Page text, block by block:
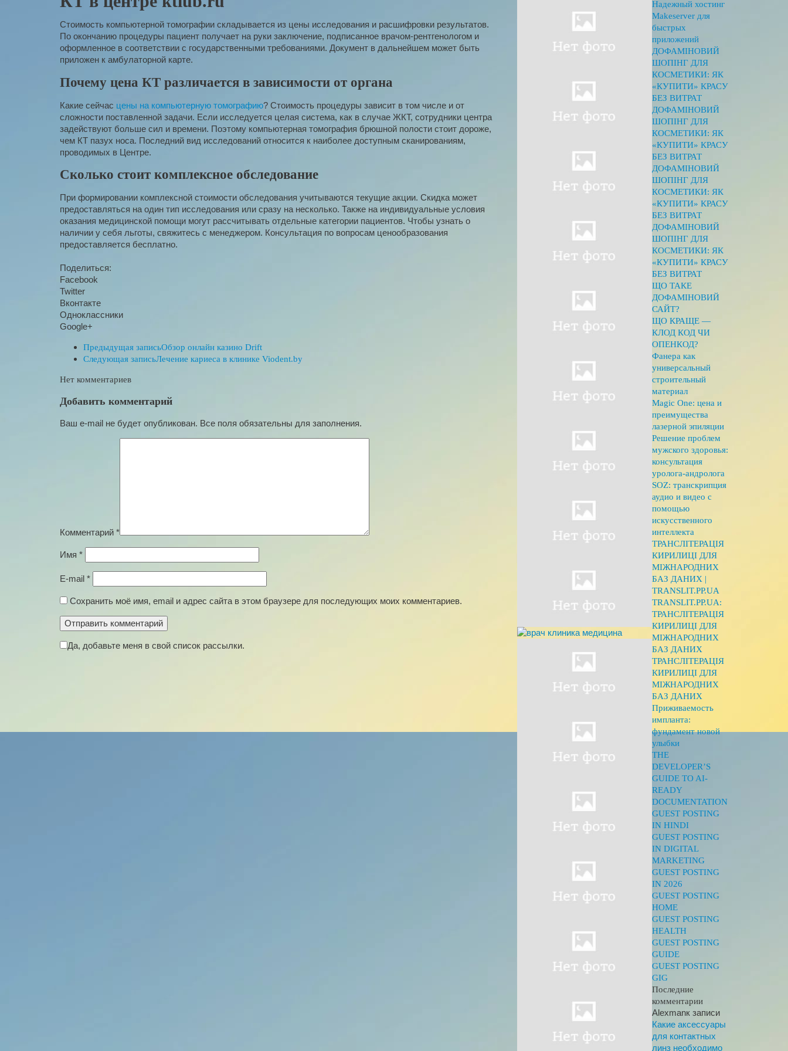
Стоимость компьютерной томографии складывается из цены исследования и расшифровки результатов.
По окончанию процедуры пациент получает на руки заключение, подписанное врачом-рентгенологом и
оформленное в соответствии с государственными требованиями. Документ в дальнейшем может быть
приложен к амбулаторной карте.
Почему цена КТ различается в зависимости от органа
Какие сейчас цены на компьютерную томографию? Стоимость процедуры зависит в том числе и от
сложности поставленной задачи. Если исследуется целая система, как в случае ЖКТ, сотрудники центра
задействуют больше сил и времени. Поэтому компьютерная томография брюшной полости стоит дороже,
чем КТ пазух носа. Последний вид исследований относится к наиболее доступным сканированиям,
проводимых в Центре.
Сколько стоит комплексное обследование
При формировании комплексной стоимости обследования учитываются текущие акции. Скидка может
предоставляться на один тип исследования или сразу на несколько. Также на индивидуальные условия
оказания медицинской помощи могут рассчитывать отдельные категории пациентов. Чтобы узнать о
наличии у себя льготы, свяжитесь с менеджером. Консультация по вопросам ценообразования
предоставляется бесплатно.
Поделиться:
Facebook
Twitter
Вконтакте
Одноклассники
Google+
Предыдущая записьОбзор онлайн казино Drift
Следующая записьЛечение кариеса в клинике Viodent.by
Нет комментариев
Добавить комментарий
Ваш e-mail не будет опубликован. Все поля обязательны для заполнения.
Комментарий *
Имя *
E-mail *
Сохранить моё имя, email и адрес сайта в этом браузере для последующих моих комментариев.
Да, добавьте меня в свой список рассылки.
Надежный хостинг
Makeserver для
быстрых
приложений
ДОФАМІНОВИЙ
ШОПІНГ ДЛЯ
КОСМЕТИКИ: ЯК
«КУПИТИ» КРАСУ
БЕЗ ВИТРАТ
ДОФАМІНОВИЙ
ШОПІНГ ДЛЯ
КОСМЕТИКИ: ЯК
«КУПИТИ» КРАСУ
БЕЗ ВИТРАТ
ДОФАМІНОВИЙ
ШОПІНГ ДЛЯ
КОСМЕТИКИ: ЯК
«КУПИТИ» КРАСУ
БЕЗ ВИТРАТ
ДОФАМІНОВИЙ
ШОПІНГ ДЛЯ
КОСМЕТИКИ: ЯК
«КУПИТИ» КРАСУ
БЕЗ ВИТРАТ
ЩО ТАКЕ
ДОФАМІНОВИЙ
САЙТ?
ЩО КРАЩЕ —
КЛОД КОД ЧИ
ОПЕНКОД?
Фанера как
универсальный
строительный
материал
Magic One: цена и
преимущества
лазерной эпиляции
Решение проблем
мужского здоровья:
консультация
уролога-андролога
SOZ: транскрипция
аудио и видео с
помощью
искусственного
интеллекта
ТРАНСЛІТЕРАЦІЯ
КИРИЛИЦІ ДЛЯ
МІЖНАРОДНИХ
БАЗ ДАНИХ |
TRANSLIT.PP.UA
TRANSLIT.PP.UA:
ТРАНСЛІТЕРАЦІЯ
КИРИЛИЦІ ДЛЯ
МІЖНАРОДНИХ
БАЗ ДАНИХ
ТРАНСЛІТЕРАЦІЯ
КИРИЛИЦІ ДЛЯ
МІЖНАРОДНИХ
БАЗ ДАНИХ
Приживаемость
импланта:
фундамент новой
улыбки
THE
DEVELOPER’S
GUIDE TO AI-
READY
DOCUMENTATION
GUEST POSTING
IN HINDI
GUEST POSTING
IN DIGITAL
MARKETING
GUEST POSTING
IN 2026
GUEST POSTING
HOME
GUEST POSTING
HEALTH
GUEST POSTING
GUIDE
GUEST POSTING
GIG
Последние
комментарии
Alexmanк записи
Какие аксессуары
для контактных
линз необходимо